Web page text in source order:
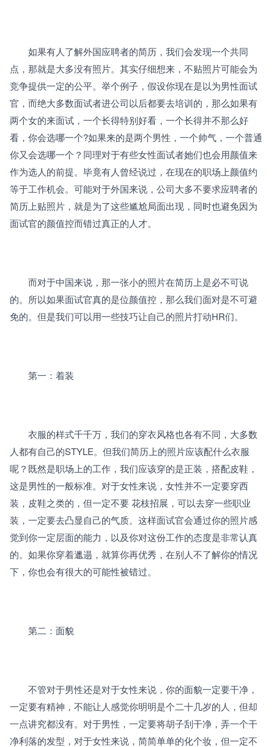
如果有人了解外国应聘者的简历，我们会发现一个共同
点，那就是大多没有照片。其实仔细想来，不贴照片可能会为
竞争提供一定的公平。举个例子，假设你现在是以为男性面试
官，而绝大多数面试者进公司以后都要去培训的，那么如果有
两个女的来面试，一个长得特别好看，一个长得并不那么好
看，你会选哪一个?如果来的是两个男性，一个帅气，一个普通
你又会选哪一个？同理对于有些女性面试者她们也会用颜值来
作为选人的前提。毕竟有人曾经说过，在现在的职场上颜值约
等于工作机会。可能对于外国来说，公司大多不要求应聘者的
简历上贴照片，就是为了这些尴尬局面出现，同时也避免因为
面试官的颜值控而错过真正的人才。
而对于中国来说，那一张小的照片在简历上是必不可说
的。所以如果面试官真的是位颜值控，那么我们面对是不可避
免的。但是我们可以用一些技巧让自己的照片打动HR们。
第一：着装
衣服的样式千千万，我们的穿衣风格也各有不同，大多数
人都有自己的STYLE。但我们简历上的照片应该配什么衣服
呢？既然是职场上的工作，我们应该穿的是正装，搭配皮鞋，
这是男性的一般标准。对于女性来说，女性并不一定要穿西
装，皮鞋之类的，但一定不要 花枝招展，可以去穿一些职业
装，一定要去凸显自己的气质。这样面试官会通过你的照片感
觉到你一定层面的能力，以及你对这份工作的态度是非常认真
的。如果你穿着邋遢，就算你再优秀，在别人不了解你的情况
下，你也会有很大的可能性被错过。
第二：面貌
不管对于男性还是对于女性来说，你的面貌一定要干净，
一定要有精神，不能让人感觉你明明是个二十几岁的人，但却
一点讲究都没有。对于男性，一定要将胡子刮干净，弄一个干
净利落的发型，对于女性来说，简简单单的化个妆，但一定不